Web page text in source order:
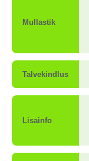
Mullastik
Talvekindlus
Lisainfo